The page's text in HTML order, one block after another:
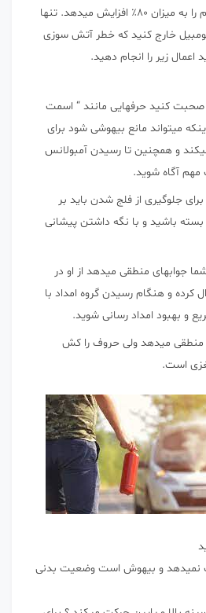
احتمال زنده ماندن مصدوم را به میزان ۸۰٪ افزایش میدهد. تنها
خارج کنید که خطر آتش سوزی
زیر را انجام دهید.
کنید حرفهایی مانند “ اسمت
میتواند مانع بیهوشی شود برای
و همچنین تا رسیدن آمبولانس
مهم آگاه شوید.
جلوگیری از فلج شدن باید بر
باشید و با نگه داشتن پیشانی
جوابهای منطقی میدهد از او در
کرده و هنگام رسیدن گروه امداد با
و بهبود امداد رسانی شوید.
منطقی میدهد ولی حروف را کش
است.
نمیدهد و بیهوش است وضعیت بدنی